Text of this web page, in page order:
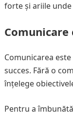
forte și ariile
Comunicarea
succes. Fără o
înțelege
Pentru a